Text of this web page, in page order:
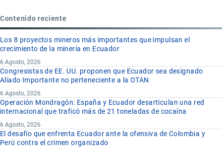
Contenido reciente
Los 8 proyectos mineros más importantes que impulsan el
crecimiento de la minería en Ecuador
6 Agosto, 2026
Congresistas de EE. UU. proponen que Ecuador sea designado
Aliado Importante no perteneciente a la OTAN
6 Agosto, 2026
Operación Mondragón: España y Ecuador desarticulan una red
internacional que traficó más de 21 toneladas de cocaína
6 Agosto, 2026
El desafío que enfrenta Ecuador ante la ofensiva de Colombia y
Perú contra el crimen organizado